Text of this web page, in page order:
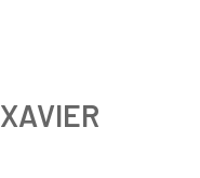
XAVIER